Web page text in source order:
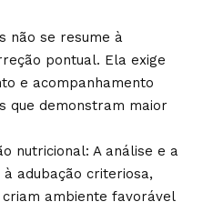
não se resume à
pontual. Ela exige
e acompanhamento
que demonstram maior
nutricional: A análise e a
adubação criteriosa,
ambiente favorável